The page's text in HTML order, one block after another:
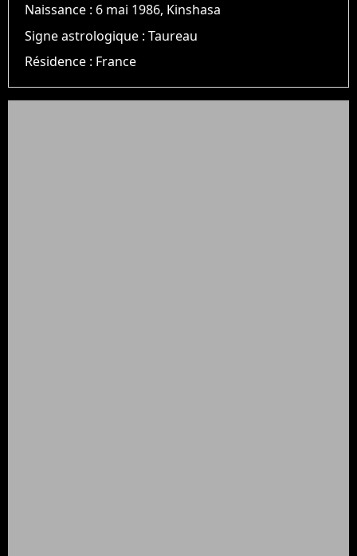
Naissance : 6 mai 1986, Kinshasa
Signe astrologique :Taureau
Résidence : France